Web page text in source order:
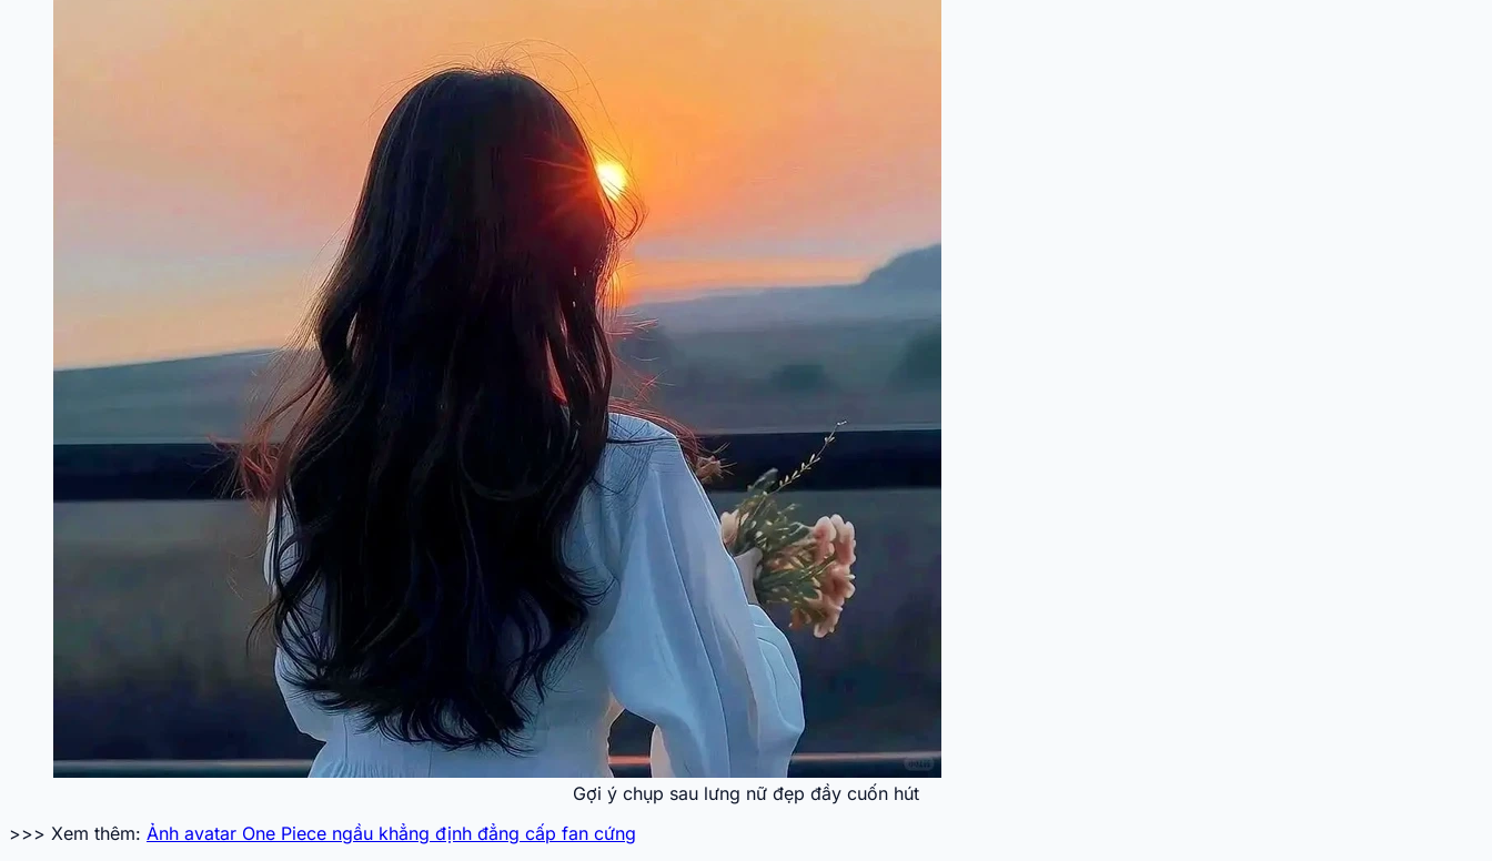
Gợi ý chụp sau lưng nữ đẹp đầy cuốn hút
>>> Xem thêm: Ảnh avatar One Piece ngầu khẳng định đẳng cấp fan cứng